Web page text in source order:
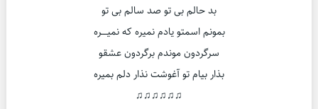
بد حالم بی تو صد سالم بی تو
بمونم اسمتو یادم نمیره که نمیــــره
سرگردون موندم برگردون عشقو
بذار بیام تو آغوشت نذار دلم بمیره
♫♫♫♫♫♫